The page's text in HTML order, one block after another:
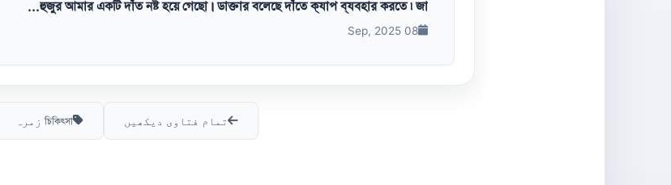
হুজুর আমার একটি দাঁত নষ্ট হয়ে গেছো। ডাক্তার বলেছে দাঁতে ক্যাপ ব্যবহার করতে ৷ জা...
08 Sep, 2025
تمام فتاوی دیکھیں চিকিৎসা زمرہ